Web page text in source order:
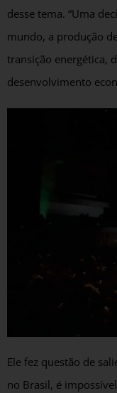
desse tema. “Uma
mundo, a produção
transição energética,
desenvolvimento
Ele fez questão de
no Brasil, é